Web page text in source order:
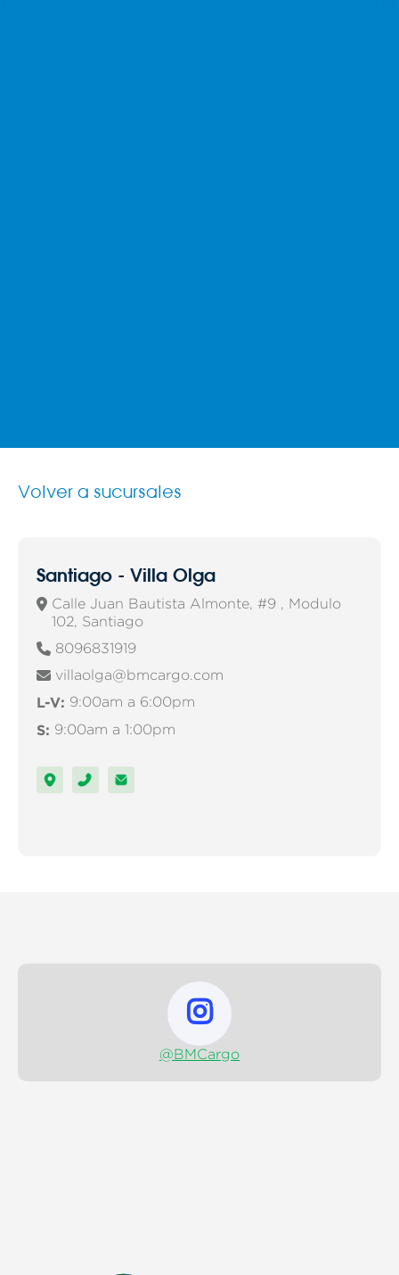
Volver a sucursales
Santiago - Villa Olga
 Calle Juan Bautista Almonte, #9 , Modulo
102, Santiago
 8096831919
 villaolga@bmcargo.com
L-V: 9:00am a 6:00pm
S: 9:00am a 1:00pm

@BMCargo